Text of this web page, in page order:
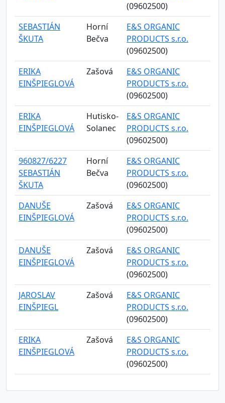
(09602500)
SEBASTIÁN
ŠKUTA
Horní
Bečva
E&S ORGANIC
PRODUCTS s.r.o.
(09602500)
ERIKA
EINŠPIEGLOVÁ
Zašová
E&S ORGANIC
PRODUCTS s.r.o.
(09602500)
ERIKA
EINŠPIEGLOVÁ
Hutisko-
Solanec
E&S ORGANIC
PRODUCTS s.r.o.
(09602500)
960827/6227
SEBASTIÁN
ŠKUTA
Horní
Bečva
E&S ORGANIC
PRODUCTS s.r.o.
(09602500)
DANUŠE
EINŠPIEGLOVÁ
Zašová
E&S ORGANIC
PRODUCTS s.r.o.
(09602500)
DANUŠE
EINŠPIEGLOVÁ
Zašová
E&S ORGANIC
PRODUCTS s.r.o.
(09602500)
JAROSLAV
EINŠPIEGL
Zašová
E&S ORGANIC
PRODUCTS s.r.o.
(09602500)
ERIKA
EINŠPIEGLOVÁ
Zašová
E&S ORGANIC
PRODUCTS s.r.o.
(09602500)